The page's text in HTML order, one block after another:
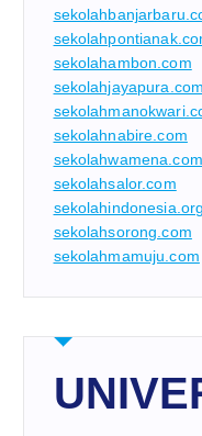
sekolahambon.com
sekolahjayapura.com
sekolahnabire.com
sekolahwamena.com
sekolahsalor.com
sekolahindonesia.org
sekolahsorong.com
sekolahmamuju.com